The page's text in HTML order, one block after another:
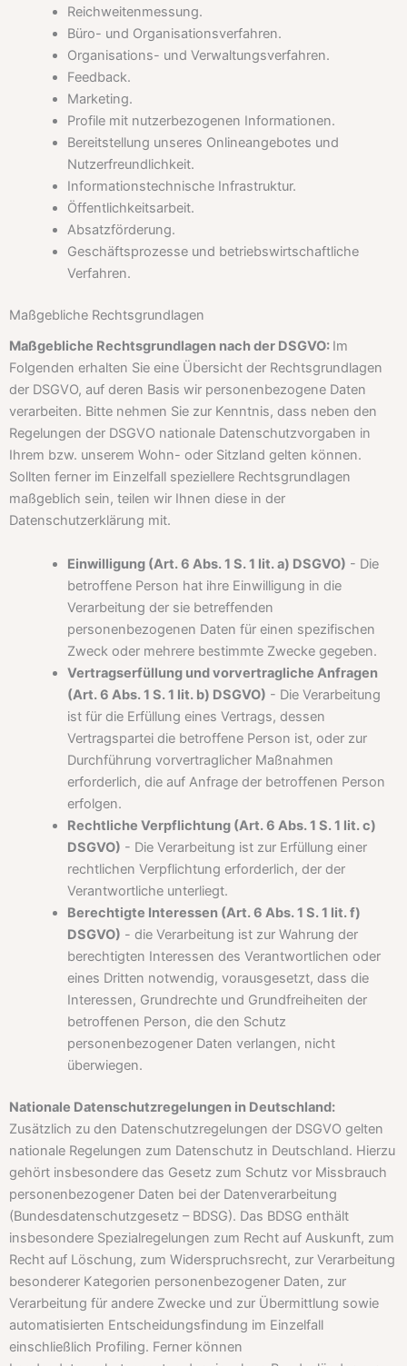
Reichweitenmessung.
Büro- und Organisationsverfahren.
Organisations- und Verwaltungsverfahren.
Feedback.
Marketing.
Profile mit nutzerbezogenen Informationen.
Bereitstellung unseres Onlineangebotes und
Nutzerfreundlichkeit.
Informationstechnische Infrastruktur.
Öffentlichkeitsarbeit.
Absatzförderung.
Geschäftsprozesse und betriebswirtschaftliche
Verfahren.
Maßgebliche Rechtsgrundlagen
Maßgebliche Rechtsgrundlagen nach der DSGVO: Im
Folgenden erhalten Sie eine Übersicht der Rechtsgrundlagen
der DSGVO, auf deren Basis wir personenbezogene Daten
verarbeiten. Bitte nehmen Sie zur Kenntnis, dass neben den
Regelungen der DSGVO nationale Datenschutzvorgaben in
Ihrem bzw. unserem Wohn- oder Sitzland gelten können.
Sollten ferner im Einzelfall speziellere Rechtsgrundlagen
maßgeblich sein, teilen wir Ihnen diese in der
Datenschutzerklärung mit.
Einwilligung (Art. 6 Abs. 1 S. 1 lit. a) DSGVO) - Die
betroffene Person hat ihre Einwilligung in die
Verarbeitung der sie betreffenden
personenbezogenen Daten für einen spezifischen
Zweck oder mehrere bestimmte Zwecke gegeben.
Vertragserfüllung und vorvertragliche Anfragen
(Art. 6 Abs. 1 S. 1 lit. b) DSGVO) - Die Verarbeitung
ist für die Erfüllung eines Vertrags, dessen
Vertragspartei die betroffene Person ist, oder zur
Durchführung vorvertraglicher Maßnahmen
erforderlich, die auf Anfrage der betroffenen Person
erfolgen.
Rechtliche Verpflichtung (Art. 6 Abs. 1 S. 1 lit. c)
DSGVO) - Die Verarbeitung ist zur Erfüllung einer
rechtlichen Verpflichtung erforderlich, der der
Verantwortliche unterliegt.
Berechtigte Interessen (Art. 6 Abs. 1 S. 1 lit. f)
DSGVO) - die Verarbeitung ist zur Wahrung der
berechtigten Interessen des Verantwortlichen oder
eines Dritten notwendig, vorausgesetzt, dass die
Interessen, Grundrechte und Grundfreiheiten der
betroffenen Person, die den Schutz
personenbezogener Daten verlangen, nicht
überwiegen.
Nationale Datenschutzregelungen in Deutschland:
Zusätzlich zu den Datenschutzregelungen der DSGVO gelten
nationale Regelungen zum Datenschutz in Deutschland. Hierzu
gehört insbesondere das Gesetz zum Schutz vor Missbrauch
personenbezogener Daten bei der Datenverarbeitung
(Bundesdatenschutzgesetz – BDSG). Das BDSG enthält
insbesondere Spezialregelungen zum Recht auf Auskunft, zum
Recht auf Löschung, zum Widerspruchsrecht, zur Verarbeitung
besonderer Kategorien personenbezogener Daten, zur
Verarbeitung für andere Zwecke und zur Übermittlung sowie
automatisierten Entscheidungsfindung im Einzelfall
einschließlich Profiling. Ferner können